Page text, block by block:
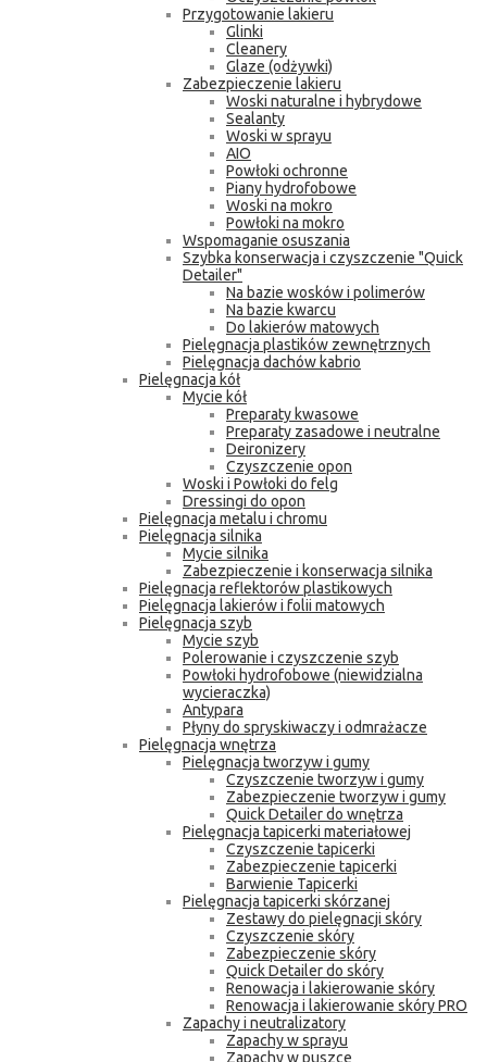
Przygotowanie lakieru
Glinki
Cleanery
Glaze (odżywki)
Zabezpieczenie lakieru
Woski naturalne i hybrydowe
Sealanty
Woski w sprayu
AIO
Powłoki ochronne
Piany hydrofobowe
Woski na mokro
Powłoki na mokro
Wspomaganie osuszania
Szybka konserwacja i czyszczenie "Quick
Detailer"
Na bazie wosków i polimerów
Na bazie kwarcu
Do lakierów matowych
Pielęgnacja plastików zewnętrznych
Pielęgnacja dachów kabrio
Pielęgnacja kół
Mycie kół
Preparaty kwasowe
Preparaty zasadowe i neutralne
Deironizery
Czyszczenie opon
Woski i Powłoki do felg
Dressingi do opon
Pielęgnacja metalu i chromu
Pielęgnacja silnika
Mycie silnika
Zabezpieczenie i konserwacja silnika
Pielęgnacja reflektorów plastikowych
Pielęgnacja lakierów i folii matowych
Pielęgnacja szyb
Mycie szyb
Polerowanie i czyszczenie szyb
Powłoki hydrofobowe (niewidzialna
wycieraczka)
Antypara
Płyny do spryskiwaczy i odmrażacze
Pielęgnacja wnętrza
Pielęgnacja tworzyw i gumy
Czyszczenie tworzyw i gumy
Zabezpieczenie tworzyw i gumy
Quick Detailer do wnętrza
Pielęgnacja tapicerki materiałowej
Czyszczenie tapicerki
Zabezpieczenie tapicerki
Barwienie Tapicerki
Pielęgnacja tapicerki skórzanej
Zestawy do pielęgnacji skóry
Czyszczenie skóry
Zabezpieczenie skóry
Quick Detailer do skóry
Renowacja i lakierowanie skóry
Renowacja i lakierowanie skóry PRO
Zapachy i neutralizatory
Zapachy w sprayu
Zapachy w puszce